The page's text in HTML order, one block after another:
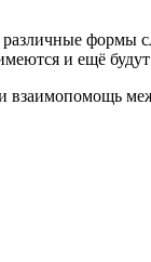
различные
и ещё
взаимопомощь